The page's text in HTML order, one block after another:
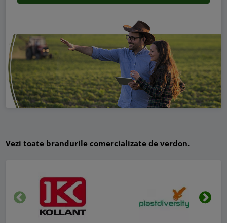
Vezi toate brandurile comercializate de verdon.
Inapoi